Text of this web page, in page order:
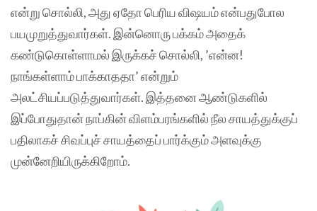
என்று சொல்லி, அது ஏதோ பெரிய விஷயம் என்பதுபோல
பயமுறுத்துவார்கள். இன்னொரு பக்கம் அதைக்
கண்டுகொள்ளாமல் இருக்கச் சொல்லி, ’என்ன!
நாங்கள்ளாம் பாக்காததா’ என்றும்
அலட்சியப்படுத்துவார்கள். இத்தனை ஆண்டுகளில்
இப்போதுதான் நாப்கின் விளம்பரங்களில் நீல சாயத்துக்குப்
பதிலாகச் சிவப்புச் சாயத்தைப் பார்க்கும் அளவுக்கு
முன்னேறியிருக்கிறோம்.